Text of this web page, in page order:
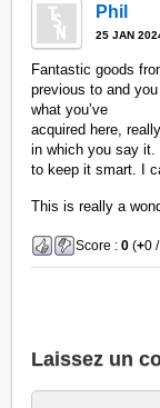
Phil
25 JAN
Fantastic goods
previous to and
what you’ve
acquired here,
in which you say it.
to keep it smart. I
This is really a
Score :0 (+0
Laissez un